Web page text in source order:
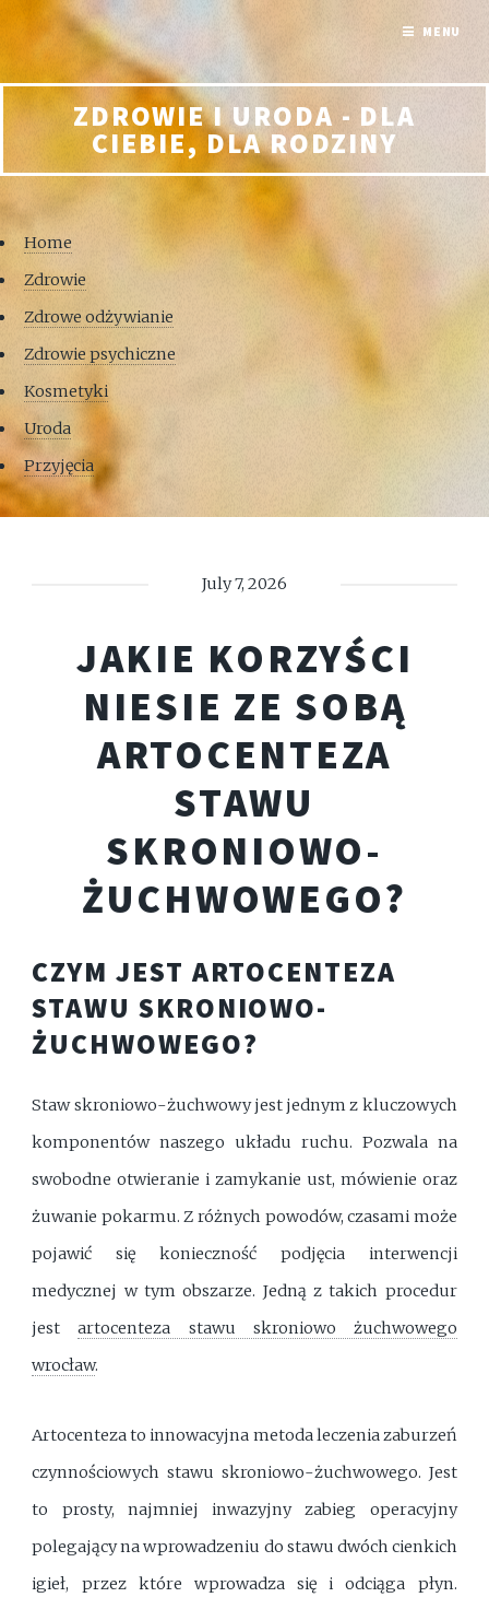
ZDROWIE I URODA - DLA
CIEBIE, DLA RODZINY
Home
Zdrowie
Zdrowe odżywianie
Zdrowie psychiczne
Kosmetyki
Uroda
Przyjęcia
July 7, 2026
JAKIE KORZYŚCI
NIESIE ZE SOBĄ
ARTOCENTEZA
STAWU
SKRONIOWO-
ŻUCHWOWEGO?
CZYM JEST ARTOCENTEZA
STAWU SKRONIOWO-
ŻUCHWOWEGO?
Staw skroniowo-żuchwowy jest jednym z kluczowych
komponentów naszego układu ruchu. Pozwala na
swobodne otwieranie i zamykanie ust, mówienie oraz
żuwanie pokarmu. Z różnych powodów, czasami może
pojawić się konieczność podjęcia interwencji
medycznej w tym obszarze. Jedną z takich procedur
jestartocenteza stawu skroniowo żuchwowego
wrocław.
Artocenteza to innowacyjna metoda leczenia zaburzeń
czynnościowych stawu skroniowo-żuchwowego. Jest
to prosty, najmniej inwazyjny zabieg operacyjny
polegający na wprowadzeniu do stawu dwóch cienkich
igieł, przez które wprowadza się i odciąga płyn.
MENU